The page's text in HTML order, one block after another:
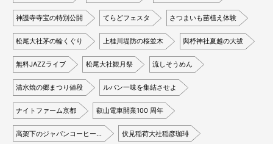
神護寺寺宝の特別公開 てらどフェスタ さつまいも苗植え体験
松尾大社茅の輪くぐり 上桂川堤防の桜並木 與杼神社夏越の大祓
無料JAZZライブ 松尾大社観月祭 流しそうめん
清水焼の郷まつり値段 ルパン一味を集結させよ
ナイトファーム京都 叡山電車開業100 周年
高架下のジャパンコーヒー… 伏見稲荷大社稲彦珈琲